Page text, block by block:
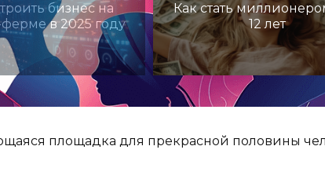
бизнес на
в 2025 году
Как стать
12 лет
площадка для прекрасной половины